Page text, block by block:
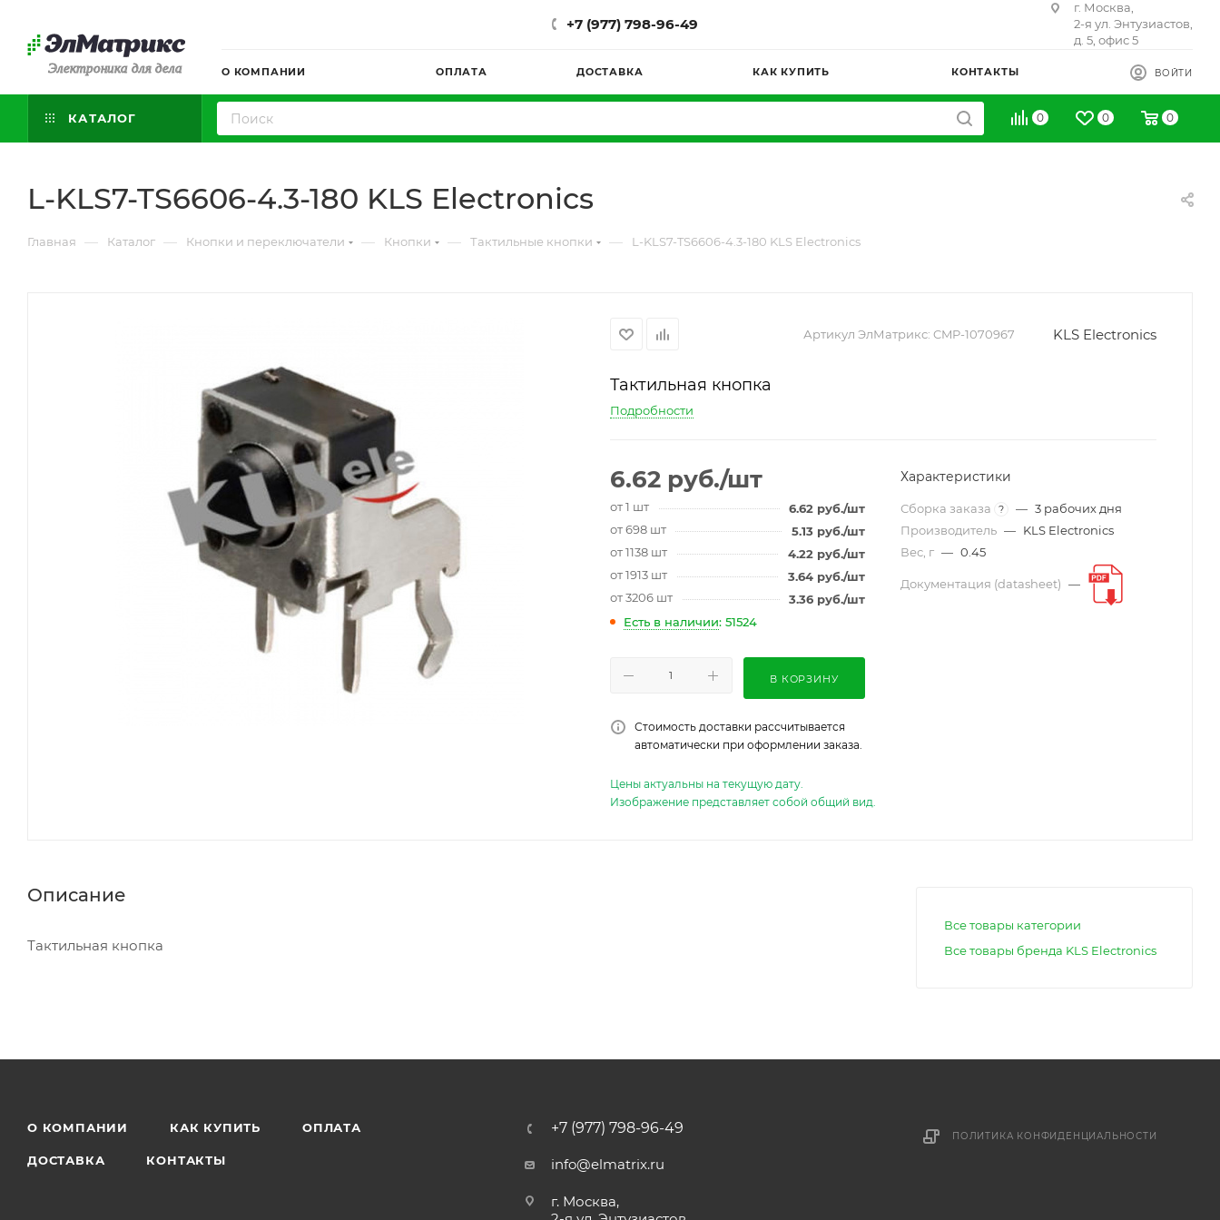
Электроника для дела
+7 (977) 798-96-49
г. Москва,
2-я ул. Энтузиастов,
д. 5, офис 5
О КОМПАНИИ ОПЛАТА ДОСТАВКА КАК КУПИТЬ КОНТАКТЫ ВОЙТИ
КАТАЛОГ 0 0 0
L-KLS7-TS6606-4.3-180 KLS Electronics
Главная — Каталог — Кнопки и переключатели — Кнопки — Тактильные кнопки — L-KLS7-TS6606-4.3-180 KLS Electronics
Артикул ЭлМатрикс: CMP-1070967 KLS Electronics
Тактильная кнопка
Подробности
6.62 руб./шт
от 1 шт 6.62 руб./шт
от 698 шт
5.13 руб./шт
от 1138 шт
4.22 руб./шт
от 1913 шт
3.64 руб./шт
от 3206 шт
3.36 руб./шт
Есть в наличии: 51524
В КОРЗИНУ
Стоимость доставки рассчитывается
автоматически при оформлении заказа.
Характеристики
Сборка заказа ? — 3 рабочих дня
Производитель — KLS Electronics
Вес, г — 0.45
Документация (datasheet) —
Цены актуальны на текущую дату.
Изображение представляет собой общий вид.
Описание
Тактильная кнопка
Все товары категории
Все товары бренда KLS Electronics
О КОМПАНИИ КАК КУПИТЬ ОПЛАТА
ДОСТАВКА КОНТАКТЫ
+7 (977) 798-96-49
info@elmatrix.ru
г. Москва,
ПОЛИТИКА КОНФИДЕНЦИАЛЬНОСТИ